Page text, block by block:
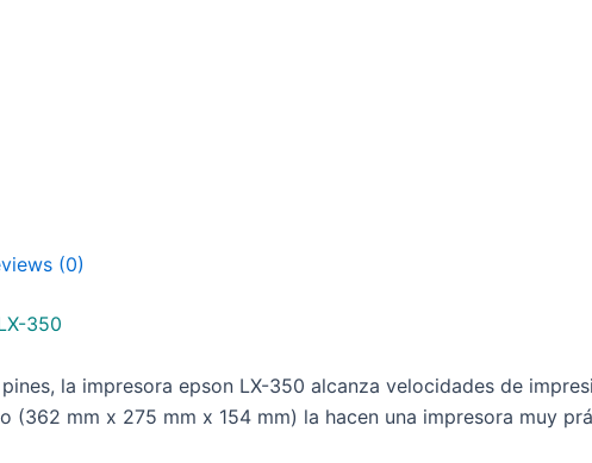
(0)
350
la impresora epson LX-350 alcanza velocidades de
(362 mm x 275 mm x 154 mm) la hacen una impresora muy